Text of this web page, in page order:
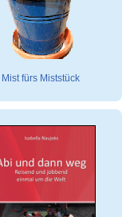
Mist fürs Miststück